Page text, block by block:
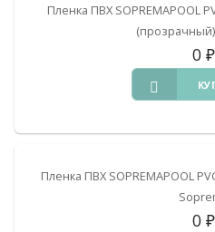
Пленка ПВХ SOPREMAPOOL
0 ₽
Пленка ПВХ SOPREMAPOOL
0 ₽